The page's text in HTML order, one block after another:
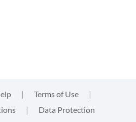
| Terms of Use
|
| Data Protection